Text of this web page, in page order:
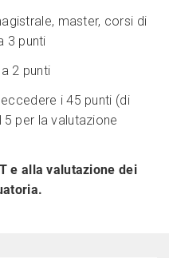
master, corsi di
3 punti
2 punti
i 45 punti (di
per la valutazione
e alla valutazione dei